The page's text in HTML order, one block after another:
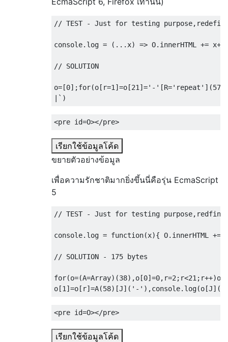
// TEST - Just for testing
console. log = (... x) => O. innerHTML += x+
// SOLUTION
o=[0];for(o [ r=1 ]=o [21 ]='-' [R='repeat' ](57
|`)
<pre id=O></pre>
เรียกใช้ข้อมูลโค้ด
ขยายตัวอย่างข้อมูล
เพื่อความรักชาติมากยิ่งขึ้นนี่คือรุ่น EcmaScript
5
// TEST - Just for testing purpose,redfine
console. log = function(x){ O. innerHTML +=
// SOLUTION - 175 bytes
for(o=(A=Array)(38),o [0]=0, r=2 ; r<21 ; r++)o
o [1 ]=o [ r]=A(58)[J]( '-' ),console. log(o [J](
<pre id=O></pre>
เรียกใช้ข้อมูลโค้ด